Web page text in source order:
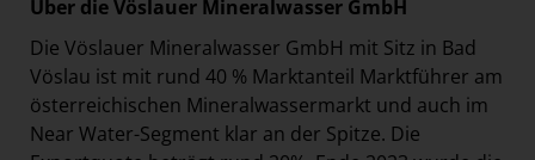
Über die Vöslauer Mineralwasser GmbH
Die Vöslauer Mineralwasser GmbH mit Sitz in Bad
Vöslau ist mit rund 40 % Marktanteil Marktführer am
österreichischen Mineralwassermarkt und auch im
Near Water-Segment klar an der Spitze. Die